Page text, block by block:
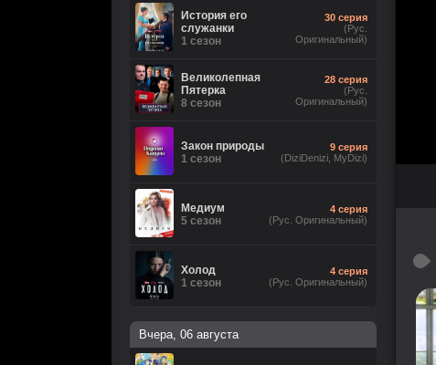
История его
служанки
1 сезон
30 серия
(Рус.
Оригинальный)
Великолепная
Пятерка
8 сезон
28 серия
(Рус.
Оригинальный)
Закон природы
1 сезон
9 серия
(DiziDenizi, MyDizi)
Медиум
5 сезон
4 серия
(Рус. Оригинальный)
Холод
1 сезон
4 серия
(Рус. Оригинальный)
Вчера, 06 августа